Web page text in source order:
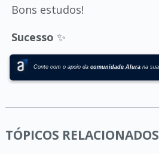
Bons estudos!
Sucesso ✨
TÓPICOS RELACIONADOS